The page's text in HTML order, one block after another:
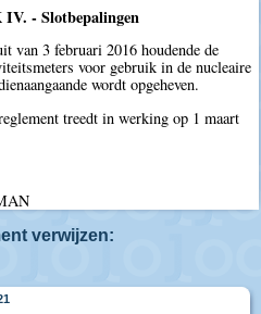
- Slotbepalingen
van 3 februari 2016 houdende de
voor gebruik in de nucleaire
wordt opgeheven.
treedt in werking op 1 maart
verwijzen: